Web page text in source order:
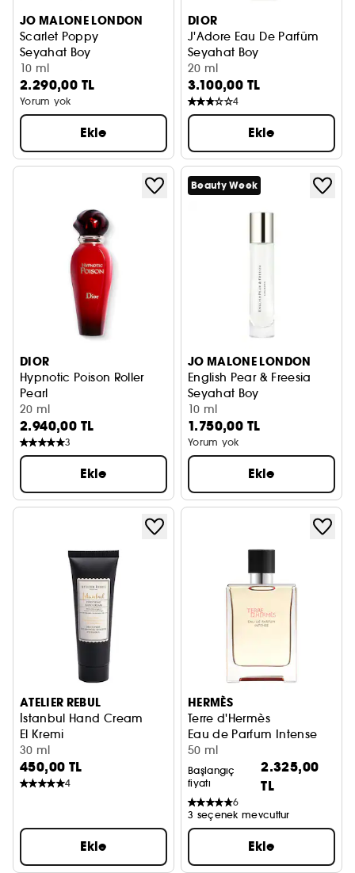
JO MALONE LONDON
Scarlet Poppy
Seyahat Boy
10 ml
2.290,00 TL
Yorum yok
Ekle
DIOR
J'Adore Eau De Parfüm
Seyahat Boy
20 ml
3.100,00 TL
4
Ekle
DIOR
Hypnotic Poison Roller
Pearl
Seyahat Boy
20 ml
2.940,00 TL
3
Ekle
Beauty Week
JO MALONE LONDON
English Pear & Freesia
Seyahat Boy
10 ml
1.750,00 TL
Yorum yok
Ekle
ATELIER REBUL
İstanbul Hand Cream
El Kremi
30 ml
450,00 TL
4
Ekle
HERMÈS
Terre d'Hermès
Eau de Parfum Intense
50 ml
Başlangıç
fiyatı
2.325,00
TL
6
3 seçenek mevcuttur
Ekle